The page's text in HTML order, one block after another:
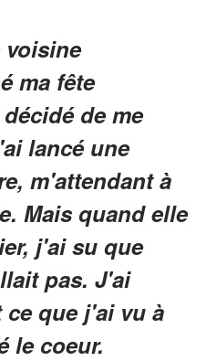
voisine
ma fête
de me
lancé une
m'attendant à
Mais quand elle
j'ai su que
pas. J'ai
que j'ai vu à
le coeur.